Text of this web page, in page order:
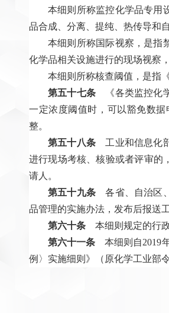
本细则所称监控化学品专用
品合成、分离、提纯、热传导和
本细则所称国际视察，是指
化学品相关设施进行的现场视察
本细则所称核查阈值，是指
第五十七条 《各类监控化
一定浓度阈值时，可以豁免数
整。
第五十八条 工业和信息化
进行现场考核、核验或者评审的
请人。
第五十九条 各省、自治区
品管理的实施办法，发布后报送
第六十条 本细则规定的行
第六十一条 本细则自2019
例〉实施细则》（原化学工业部